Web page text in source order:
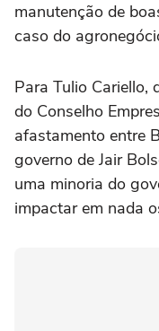
manutenção de
caso do
Para Tulio Cariello,
do Conselho
afastamento entre
governo de Jair
uma minoria do
impactar em nada